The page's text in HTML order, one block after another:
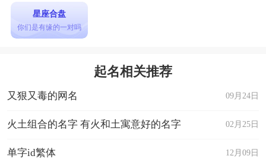
星座合盘
你们是有缘的一对吗
起名相关推荐
09月24日
又狠又毒的网名
02月25日
火土组合的名字 有火和土寓意好的名字
12月09日
单字id繁体